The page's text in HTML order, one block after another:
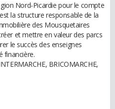
Nord-Picardie pour le compte
la structure responsable de la
des Mousquetaires
et mettre en valeur des parcs
le succès des enseignes
financière.
BRICOMARCHE,